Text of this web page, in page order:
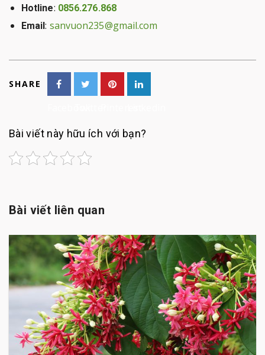
Hotline: 0856.276.868
Email: sanvuon235@gmail.com
SHARE
Bài viết này hữu ích với bạn?
Bài viết liên quan